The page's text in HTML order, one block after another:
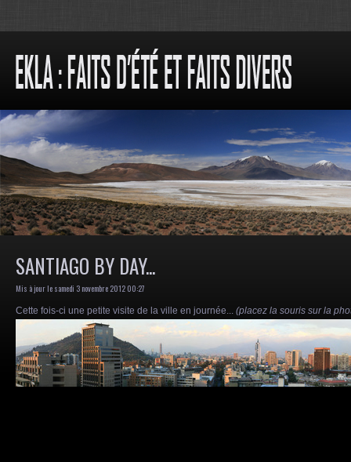
SANTIAGO BY DAY...
Mis à jour le samedi 3 novembre 2012 00:27
Cette fois-ci une petite visite de la ville en journée... (placez la souris sur la